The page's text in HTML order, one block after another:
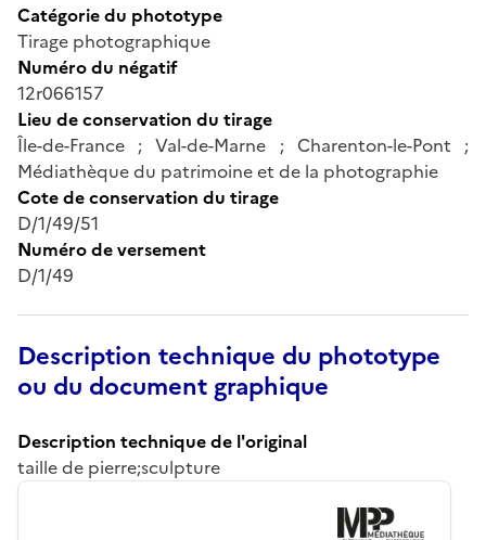
Catégorie du phototype
Tirage photographique
Numéro du négatif
12r066157
Lieu de conservation du tirage
Île-de-France ; Val-de-Marne ; Charenton-le-Pont ;
Médiathèque du patrimoine et de la photographie
Cote de conservation du tirage
D/1/49/51
Numéro de versement
D/1/49
Description technique du phototype
ou du document graphique
Description technique de l'original
taille de pierre;sculpture